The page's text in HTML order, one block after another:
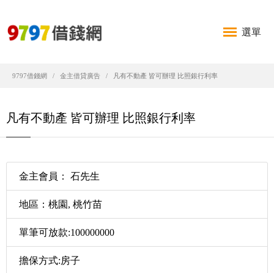
選單
9797借錢網 金主借貸廣告 凡有不動產 皆可辦理 比照銀行利率
凡有不動產 皆可辦理 比照銀行利率
金主會員： 石先生
地區：桃園, 桃竹苗
單筆可放款:100000000
擔保方式:房子